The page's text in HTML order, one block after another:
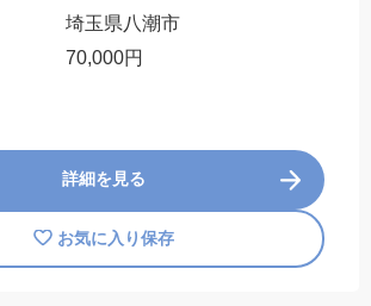
埼玉県八潮市
70,000円
詳細を見る
お気に入り保存